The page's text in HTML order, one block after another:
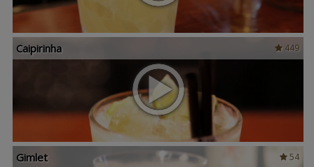
449
Caipirinha
54
Gimlet